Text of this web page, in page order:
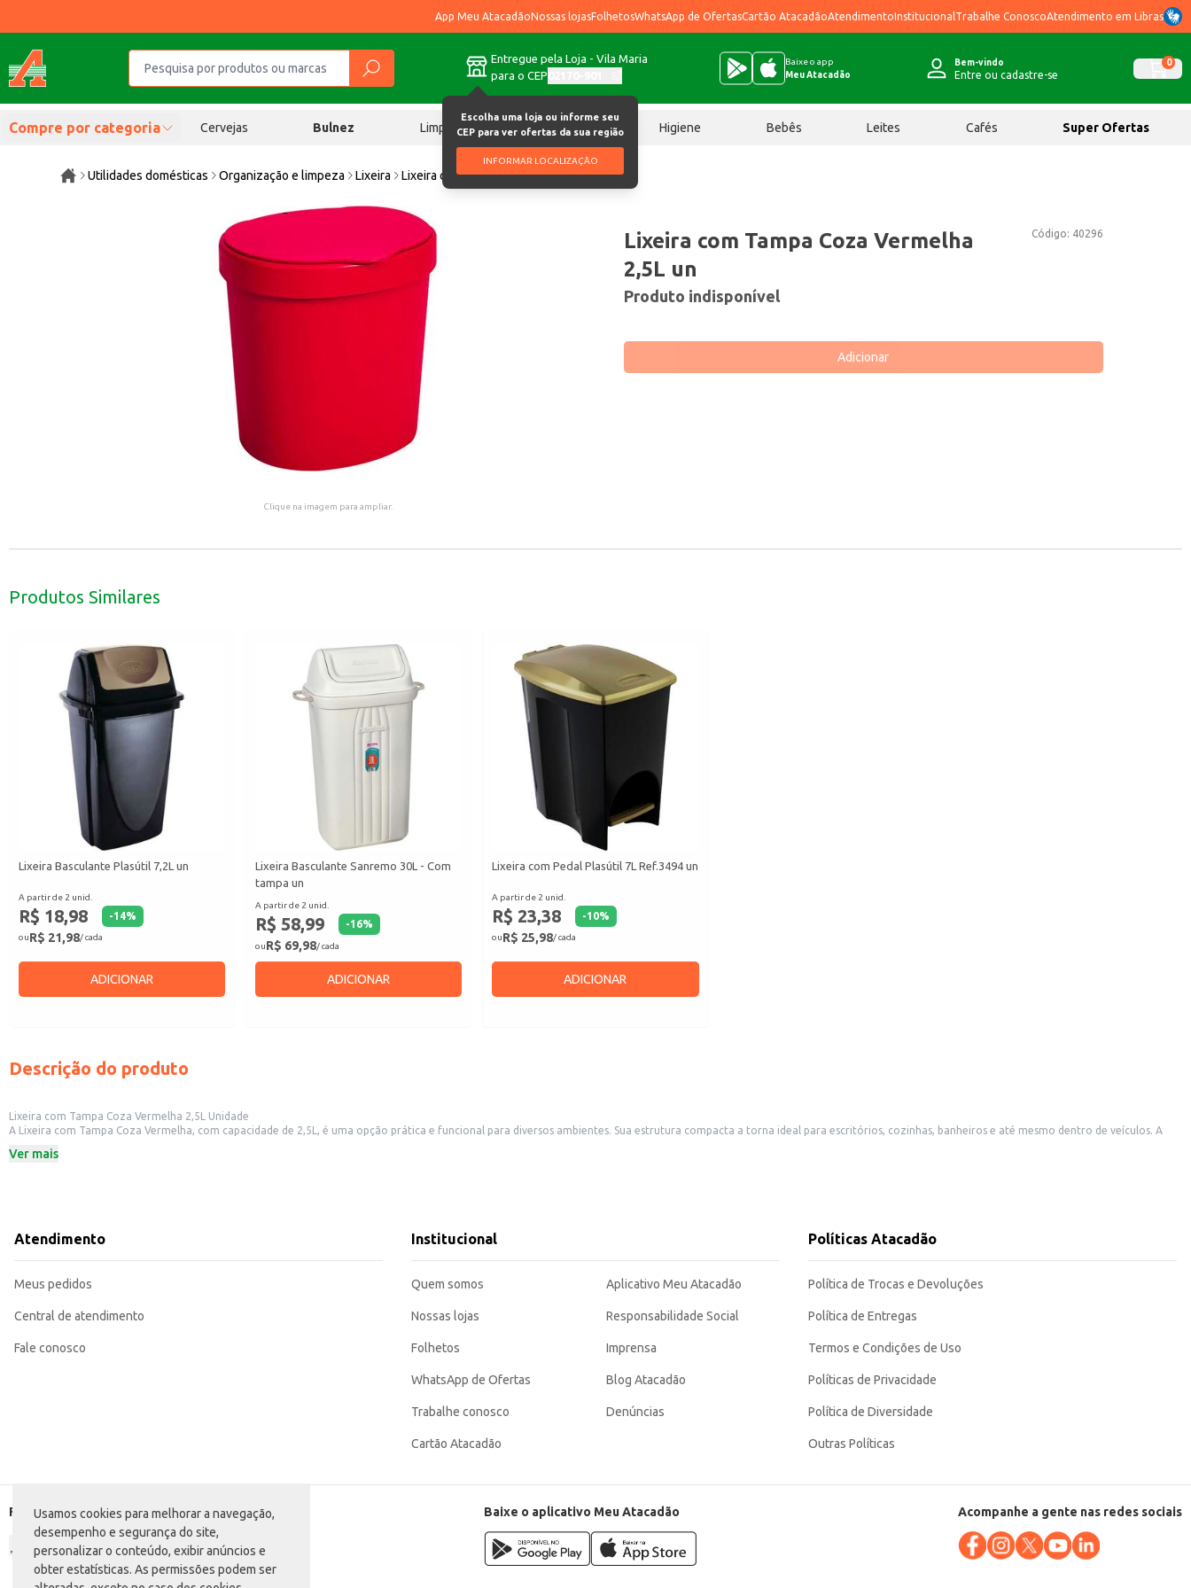
Usamos cookies para melhorar a navegação,
desempenho e segurança do site,
personalizar o conteúdo, exibir anúncios e
obter estatísticas. As permissões podem ser
App Meu AtacadãoNossas lojasFolhetosWhatsApp de OfertasCartão AtacadãoAtendimentoInstitucional Trabalhe ConoscoAtendimento em Libras
Entregue pela Loja - Vila Maria
para o CEP
Escolha uma loja ou informe seu
CEP para ver ofertas da sua região
INFORMAR LOCALIZAÇÃO
Baixe o app
Meu Atacadão
Bem-vindo
Entre ou cadastre-se
0
Compre por categoria Cervejas Bulnez Limpeza Chocolates Higiene Bebês Leites Cafés Super Ofertas
Utilidades domésticas Organização e limpeza Lixeira Lixeira com Tampa Coza Vermelha 2,5L un
Clique na imagem para ampliar.
Código: 40296
Lixeira com Tampa Coza Vermelha
2,5L un
Produto indisponível
Adicionar
Produtos Similares
Lixeira Basculante Plasútil 7,2L un
A partir de 2 unid.
R$ 18,98 -14%
ouR$ 21,98/ cada
ADICIONAR
Lixeira Basculante Sanremo 30L - Com
tampa un
A partir de 2 unid.
R$ 58,99 -16%
ouR$ 69,98/ cada
ADICIONAR
Lixeira com Pedal Plasútil 7L Ref.3494 un
A partir de 2 unid.
R$ 23,38 -10%
ouR$ 25,98/ cada
ADICIONAR
Descrição do produto
Lixeira com Tampa Coza Vermelha 2,5L Unidade
A Lixeira com Tampa Coza Vermelha, com capacidade de 2,5L, é uma opção prática e funcional para diversos ambientes. Sua estrutura compacta a torna ideal para escritórios, cozinhas, banheiros e até mesmo dentro de veículos. A
Capacidade: 2,5 Litros
Perfeita para uso em cozinhas, escritórios, banheiros e veículos.
Sua tampa facilita a higienização e evita a dispersão de odores.
Ver mais
Atendimento
Meus pedidos
Central de atendimento
Fale conosco
Institucional
Quem somos
Nossas lojas
Folhetos
WhatsApp de Ofertas
Trabalhe conosco
Cartão Atacadão
Aplicativo Meu Atacadão
Responsabilidade Social
Imprensa
Blog Atacadão
Denúncias
Políticas Atacadão
Política de Trocas e Devoluções
Política de Entregas
Termos e Condições de Uso
Políticas de Privacidade
Política de Diversidade
Outras Políticas
Formas de pagamento Baixe o aplicativo Meu Atacadão Acompanhe a gente nas redes sociais